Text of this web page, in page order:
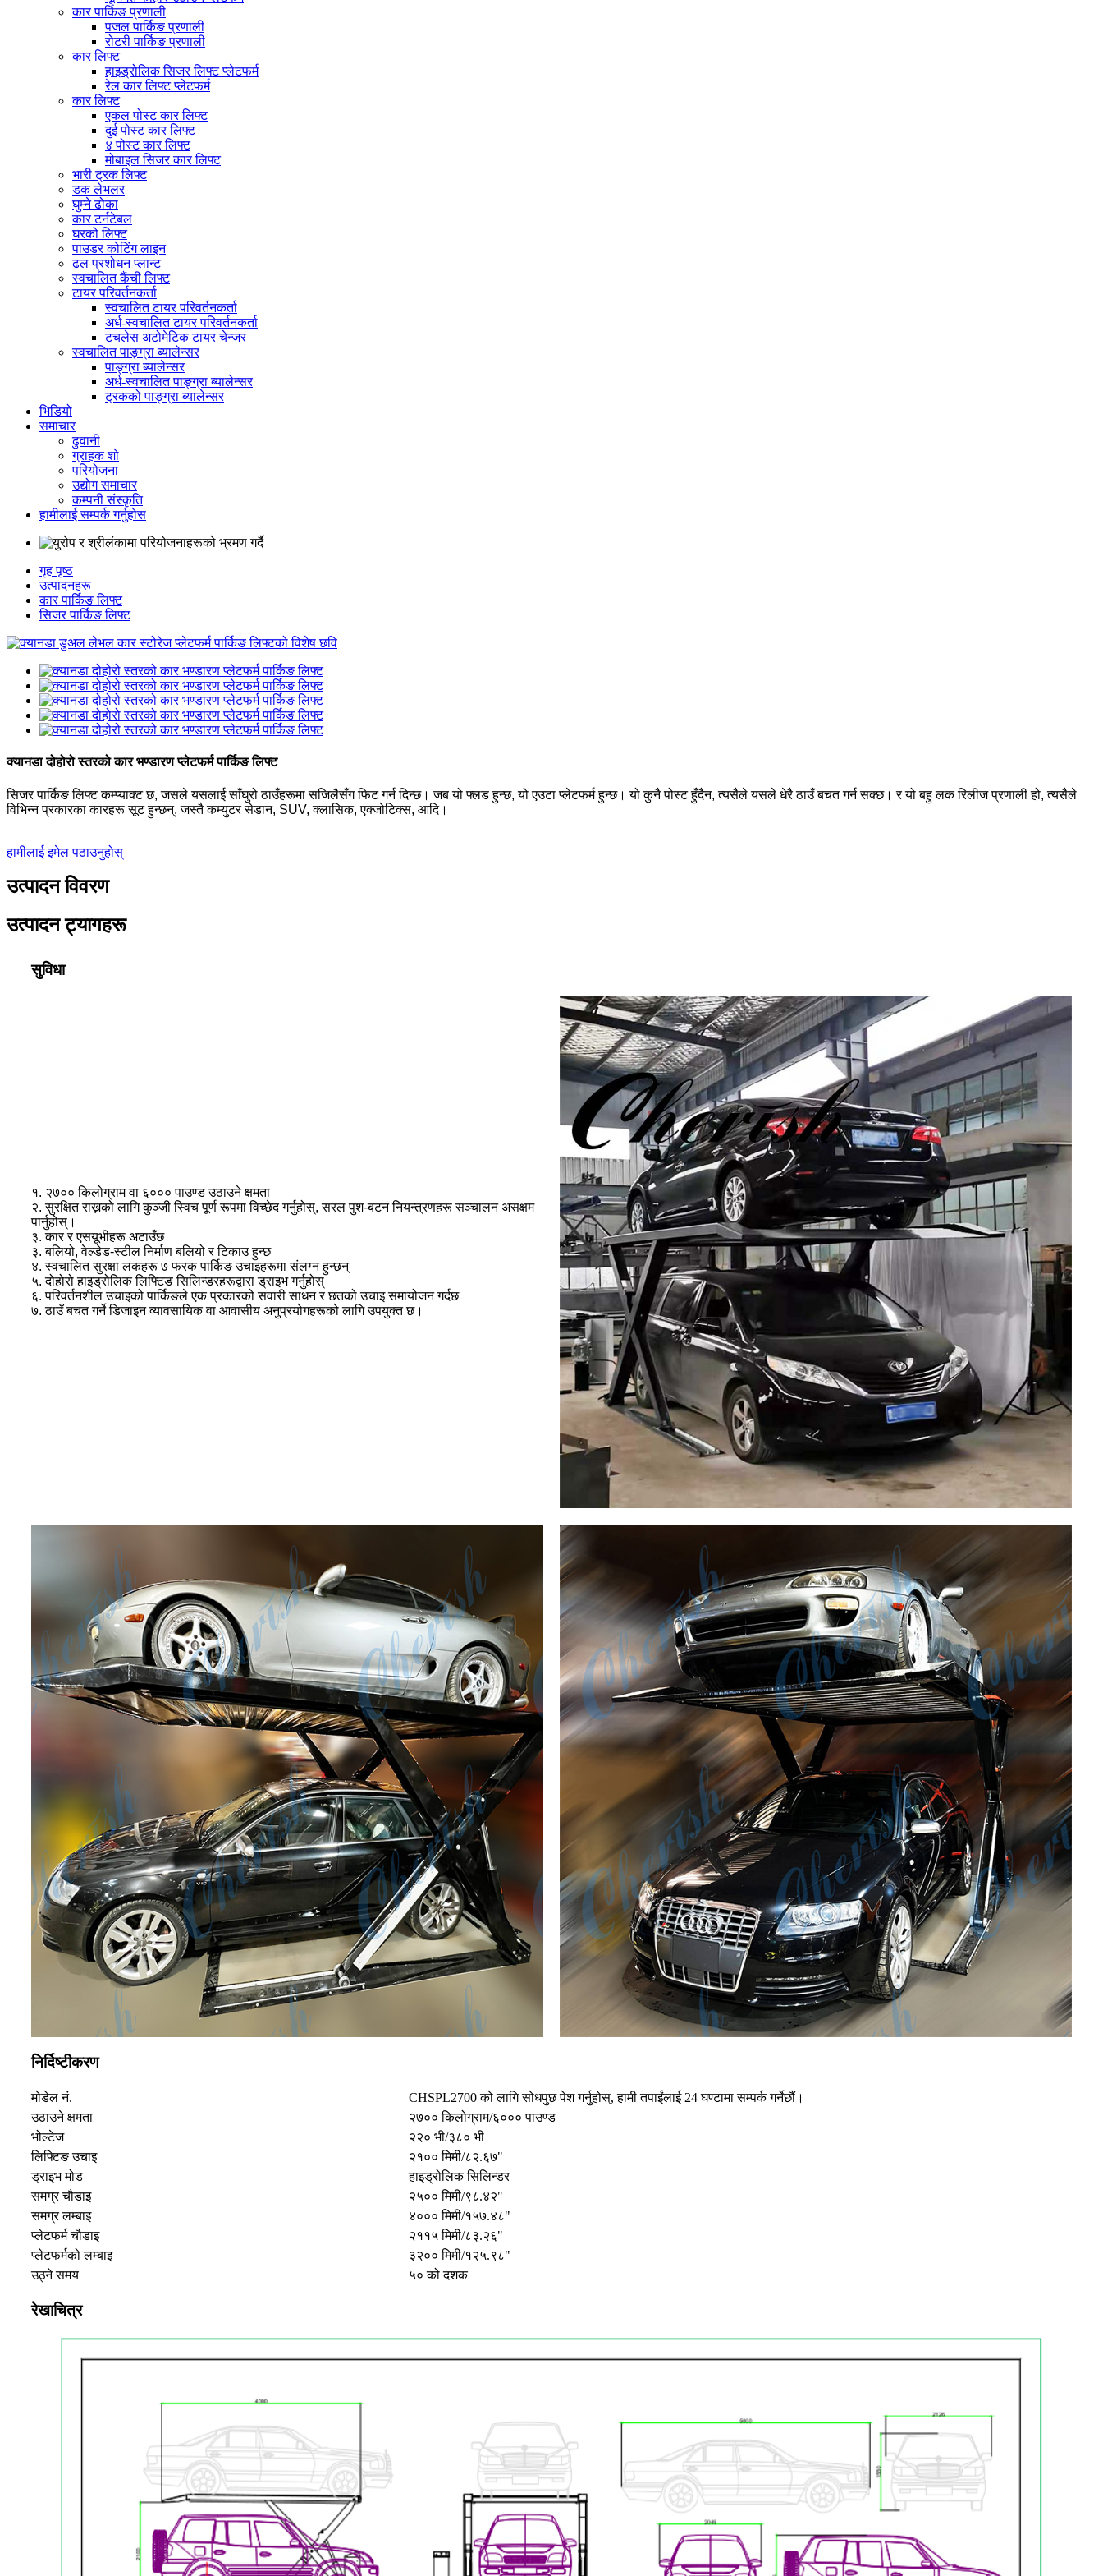
कार पार्किङ प्रणाली
पजल पार्किङ प्रणाली
रोटरी पार्किङ प्रणाली
कार लिफ्ट
हाइड्रोलिक सिजर लिफ्ट प्लेटफर्म
रेल कार लिफ्ट प्लेटफर्म
कार लिफ्ट
एकल पोस्ट कार लिफ्ट
दुई पोस्ट कार लिफ्ट
४ पोस्ट कार लिफ्ट
मोबाइल सिजर कार लिफ्ट
भारी ट्रक लिफ्ट
डक लेभलर
घुम्ने ढोका
कार टर्नटेबल
घरको लिफ्ट
पाउडर कोटिंग लाइन
ढल प्रशोधन प्लान्ट
स्वचालित कैंची लिफ्ट
टायर परिवर्तनकर्ता
स्वचालित टायर परिवर्तनकर्ता
अर्ध-स्वचालित टायर परिवर्तनकर्ता
टचलेस अटोमेटिक टायर चेन्जर
स्वचालित पाङ्ग्रा ब्यालेन्सर
पाङ्ग्रा ब्यालेन्सर
अर्ध-स्वचालित पाङ्ग्रा ब्यालेन्सर
ट्रकको पाङ्ग्रा ब्यालेन्सर
भिडियो
समाचार
ढुवानी
ग्राहक शो
परियोजना
उद्योग समाचार
कम्पनी संस्कृति
हामीलाई सम्पर्क गर्नुहोस
गृह पृष्ठ
उत्पादनहरू
कार पार्किङ लिफ्ट
सिजर पार्किङ लिफ्ट
क्यानडा दोहोरो स्तरको कार भण्डारण प्लेटफर्म पार्किङ लिफ्ट
सिजर पार्किङ लिफ्ट कम्प्याक्ट छ, जसले यसलाई साँघुरो ठाउँहरूमा सजिलैसँग फिट गर्न दिन्छ। जब यो फ्लड हुन्छ, यो एउटा प्लेटफर्म हुन्छ। यो कुनै पोस्ट हुँदैन, त्यसैले यसले धेरै ठाउँ बचत गर्न सक्छ। र यो बहु लक रिलीज प्रणाली हो, त्यसैले
विभिन्न प्रकारका कारहरू सूट हुन्छन्, जस्तै कम्युटर सेडान, SUV, क्लासिक, एक्जोटिक्स, आदि।
हामीलाई इमेल पठाउनुहोस्
उत्पादन विवरण
उत्पादन ट्यागहरू
सुविधा
१. २७०० किलोग्राम वा ६००० पाउण्ड उठाउने क्षमता
२. सुरक्षित राख्नको लागि कुञ्जी स्विच पूर्ण रूपमा विच्छेद गर्नुहोस्, सरल पुश-बटन नियन्त्रणहरू सञ्चालन असक्षम
पार्नुहोस्।
३. कार र एसयूभीहरू अटाउँछ
३. बलियो, वेल्डेड-स्टील निर्माण बलियो र टिकाउ हुन्छ
४. स्वचालित सुरक्षा लकहरू ७ फरक पार्किङ उचाइहरूमा संलग्न हुन्छन्
५. दोहोरो हाइड्रोलिक लिफ्टिङ सिलिन्डरहरूद्वारा ड्राइभ गर्नुहोस्
६. परिवर्तनशील उचाइको पार्किङले एक प्रकारको सवारी साधन र छतको उचाइ समायोजन गर्दछ
७. ठाउँ बचत गर्ने डिजाइन व्यावसायिक वा आवासीय अनुप्रयोगहरूको लागि उपयुक्त छ।
निर्दिष्टीकरण
मोडेल नं.
CHSPL2700 को लागि सोधपुछ पेश गर्नुहोस्, हामी तपाईंलाई 24 घण्टामा सम्पर्क गर्नेछौं।
उठाउने क्षमता
२७०० किलोग्राम/६००० पाउण्ड
भोल्टेज
२२० भी/३८० भी
लिफ्टिङ उचाइ
२१०० मिमी/८२.६७"
ड्राइभ मोड
हाइड्रोलिक सिलिन्डर
समग्र चौडाइ
२५०० मिमी/९८.४२"
समग्र लम्बाइ
४००० मिमी/१५७.४८"
प्लेटफर्म चौडाइ
२११५ मिमी/८३.२६"
प्लेटफर्मको लम्बाइ
३२०० मिमी/१२५.९८"
उठ्ने समय
५० को दशक
रेखाचित्र